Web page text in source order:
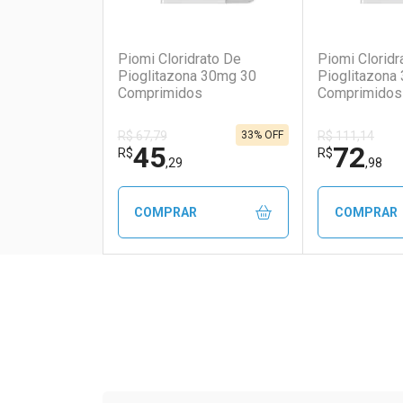
Piomi Cloridrato De
Pioglitazona 30mg 30
Comprimidos
R$ 67,79
R$45,29
33% OFF
COMPRAR
Piomi
Pioglitazona
Comprimidos
R$ 111,14
R$72,98
COMPRAR